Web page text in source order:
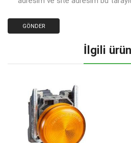
İlgili